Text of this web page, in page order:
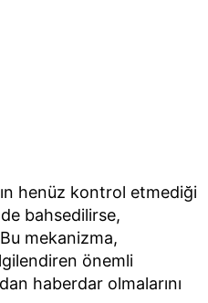
henüz kontrol etmediği
bahsedilirse,
mekanizma,
önemli
haberdar olmalarını